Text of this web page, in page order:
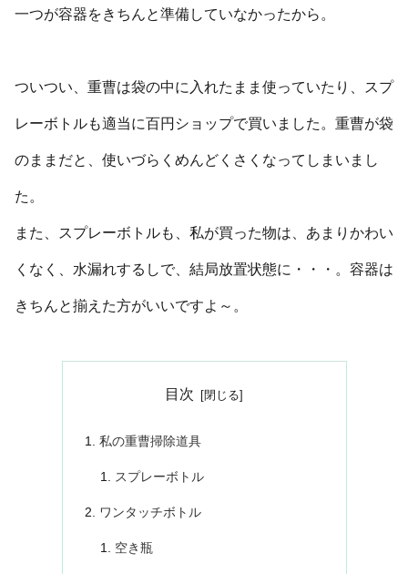
一つが容器をきちんと準備していなかったから。
ついつい、重曹は袋の中に入れたまま使っていたり、スプ
レーボトルも適当に百円ショップで買いました。重曹が袋
のままだと、使いづらくめんどくさくなってしまいまし
た。
また、スプレーボトルも、私が買った物は、あまりかわい
くなく、水漏れするしで、結局放置状態に・・・。容器は
きちんと揃えた方がいいですよ～。
目次
私の重曹掃除道具
スプレーボトル
ワンタッチボトル
空き瓶